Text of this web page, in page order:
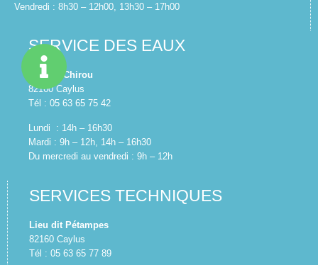
Vendredi : 8h30 – 12h00, 13h30 – 17h00
SERVICE DES EAUX
Z.A. du Chirou
82160 Caylus
Tél : 05 63 65 75 42
Lundi : 14h – 16h30
Mardi : 9h – 12h, 14h – 16h30
Du mercredi au vendredi : 9h – 12h
SERVICES TECHNIQUES
Lieu dit Pétampes
82160 Caylus
Tél : 05 63 65 77 89